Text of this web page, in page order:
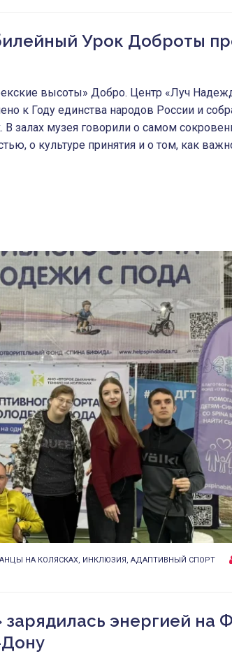
Урок Доброты
высоты» Добро. Центр «Луч
к Году единства народов России и
залах музея говорили о самом
о культуре принятия и о том, как
НА КОЛЯСКАХ, ИНКЛЮЗИЯ , АДАПТИВНЫЙ СПОРТ
энергией на
Дону